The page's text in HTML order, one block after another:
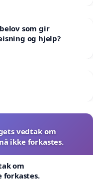
som gir
og hjelp?
vedtak om
ikke forkastes.
om